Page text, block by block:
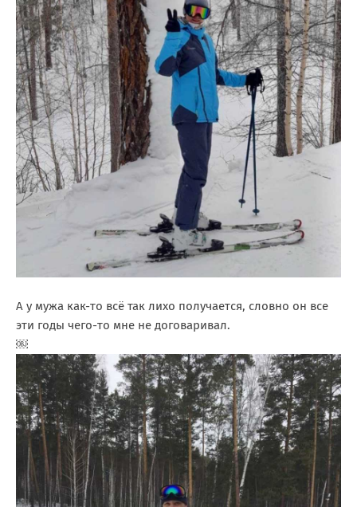
А у мужа как-то всё так лихо получается, словно он все
эти годы чего-то мне не договаривал.
￼